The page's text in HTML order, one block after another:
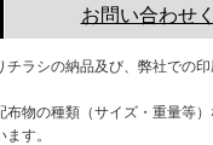
お問い合わせ
ラシの納品及び、弊社での印
物の種類（サイズ・重量等
す。